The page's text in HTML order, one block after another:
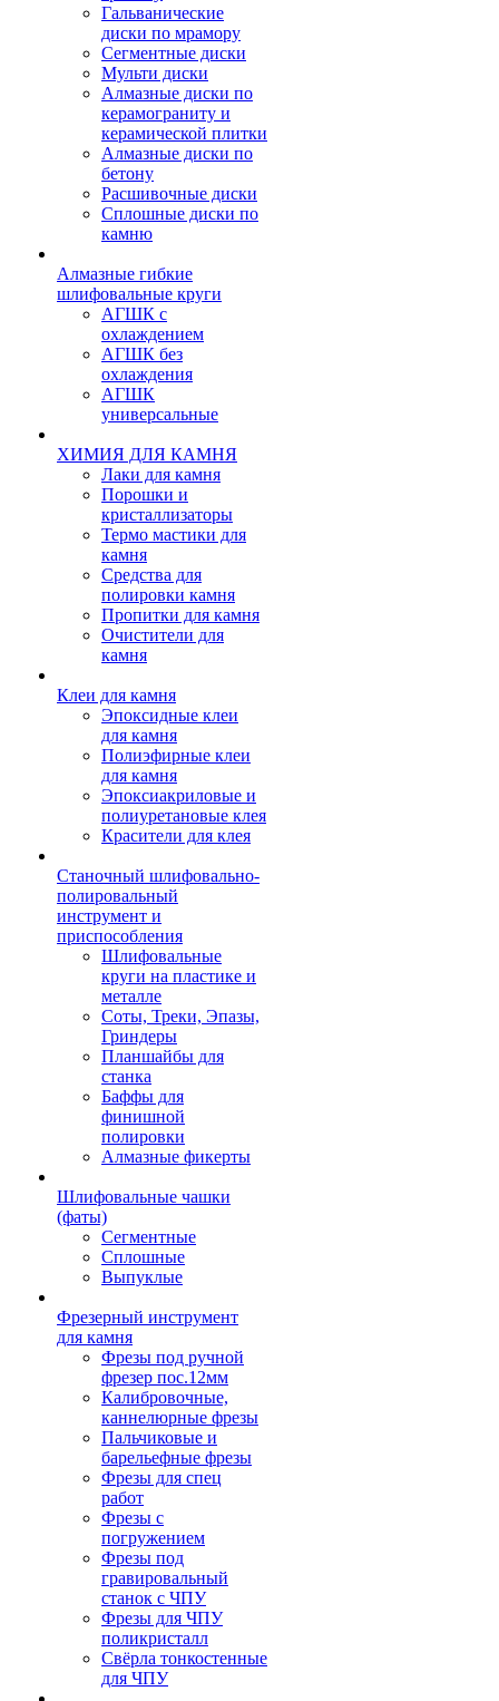
Гальванические
диски по мрамору
Сегментные диски
Мульти диски
Алмазные диски по
керамограниту и
керамической плитки
Алмазные диски по
бетону
Расшивочные диски
Сплошные диски по
камню
Алмазные гибкие
шлифовальные круги
АГШК с
охлаждением
АГШК без
охлаждения
АГШК
универсальные
ХИМИЯ ДЛЯ КАМНЯ
Лаки для камня
Порошки и
кристаллизаторы
Термо мастики для
камня
Средства для
полировки камня
Пропитки для камня
Очистители для
камня
Клеи для камня
Эпоксидные клеи
для камня
Полиэфирные клеи
для камня
Эпоксиакриловые и
полиуретановые клея
Красители для клея
Станочный шлифовально-
полировальный
инструмент и
приспособления
Шлифовальные
круги на пластике и
металле
Соты, Треки, Эпазы,
Гриндеры
Планшайбы для
станка
Баффы для
финишной
полировки
Алмазные фикерты
Шлифовальные чашки
(фаты)
Сегментные
Сплошные
Выпуклые
Фрезерный инструмент
для камня
Фрезы под ручной
фрезер пос.12мм
Калибровочные,
каннелюрные фрезы
Пальчиковые и
барельефные фрезы
Фрезы для спец
работ
Фрезы с
погружением
Фрезы под
гравировальный
станок с ЧПУ
Фрезы для ЧПУ
поликристалл
Свёрла тонкостенные
для ЧПУ